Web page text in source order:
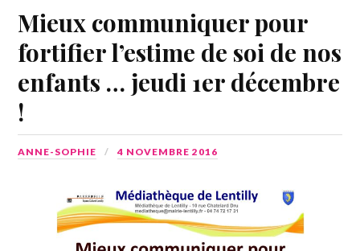
Mieux communiquer pour
fortifier l’estime de soi de nos
enfants … jeudi 1er décembre
!
ANNE-SOPHIE 4 NOVEMBRE 2016